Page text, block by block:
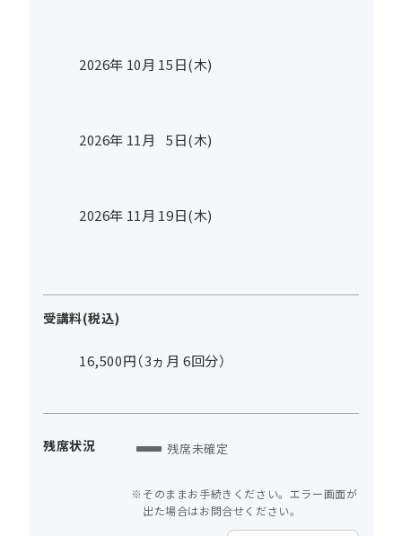
2026年 10月 15日(木)
2026年 11月 5日(木)
2026年 11月 19日(木)
受講料(税込)
16,500円（3ヵ月 6回分）
残席状況 残席未確定
そのままお手続きください。エラー画面が
出た場合はお問合せください。